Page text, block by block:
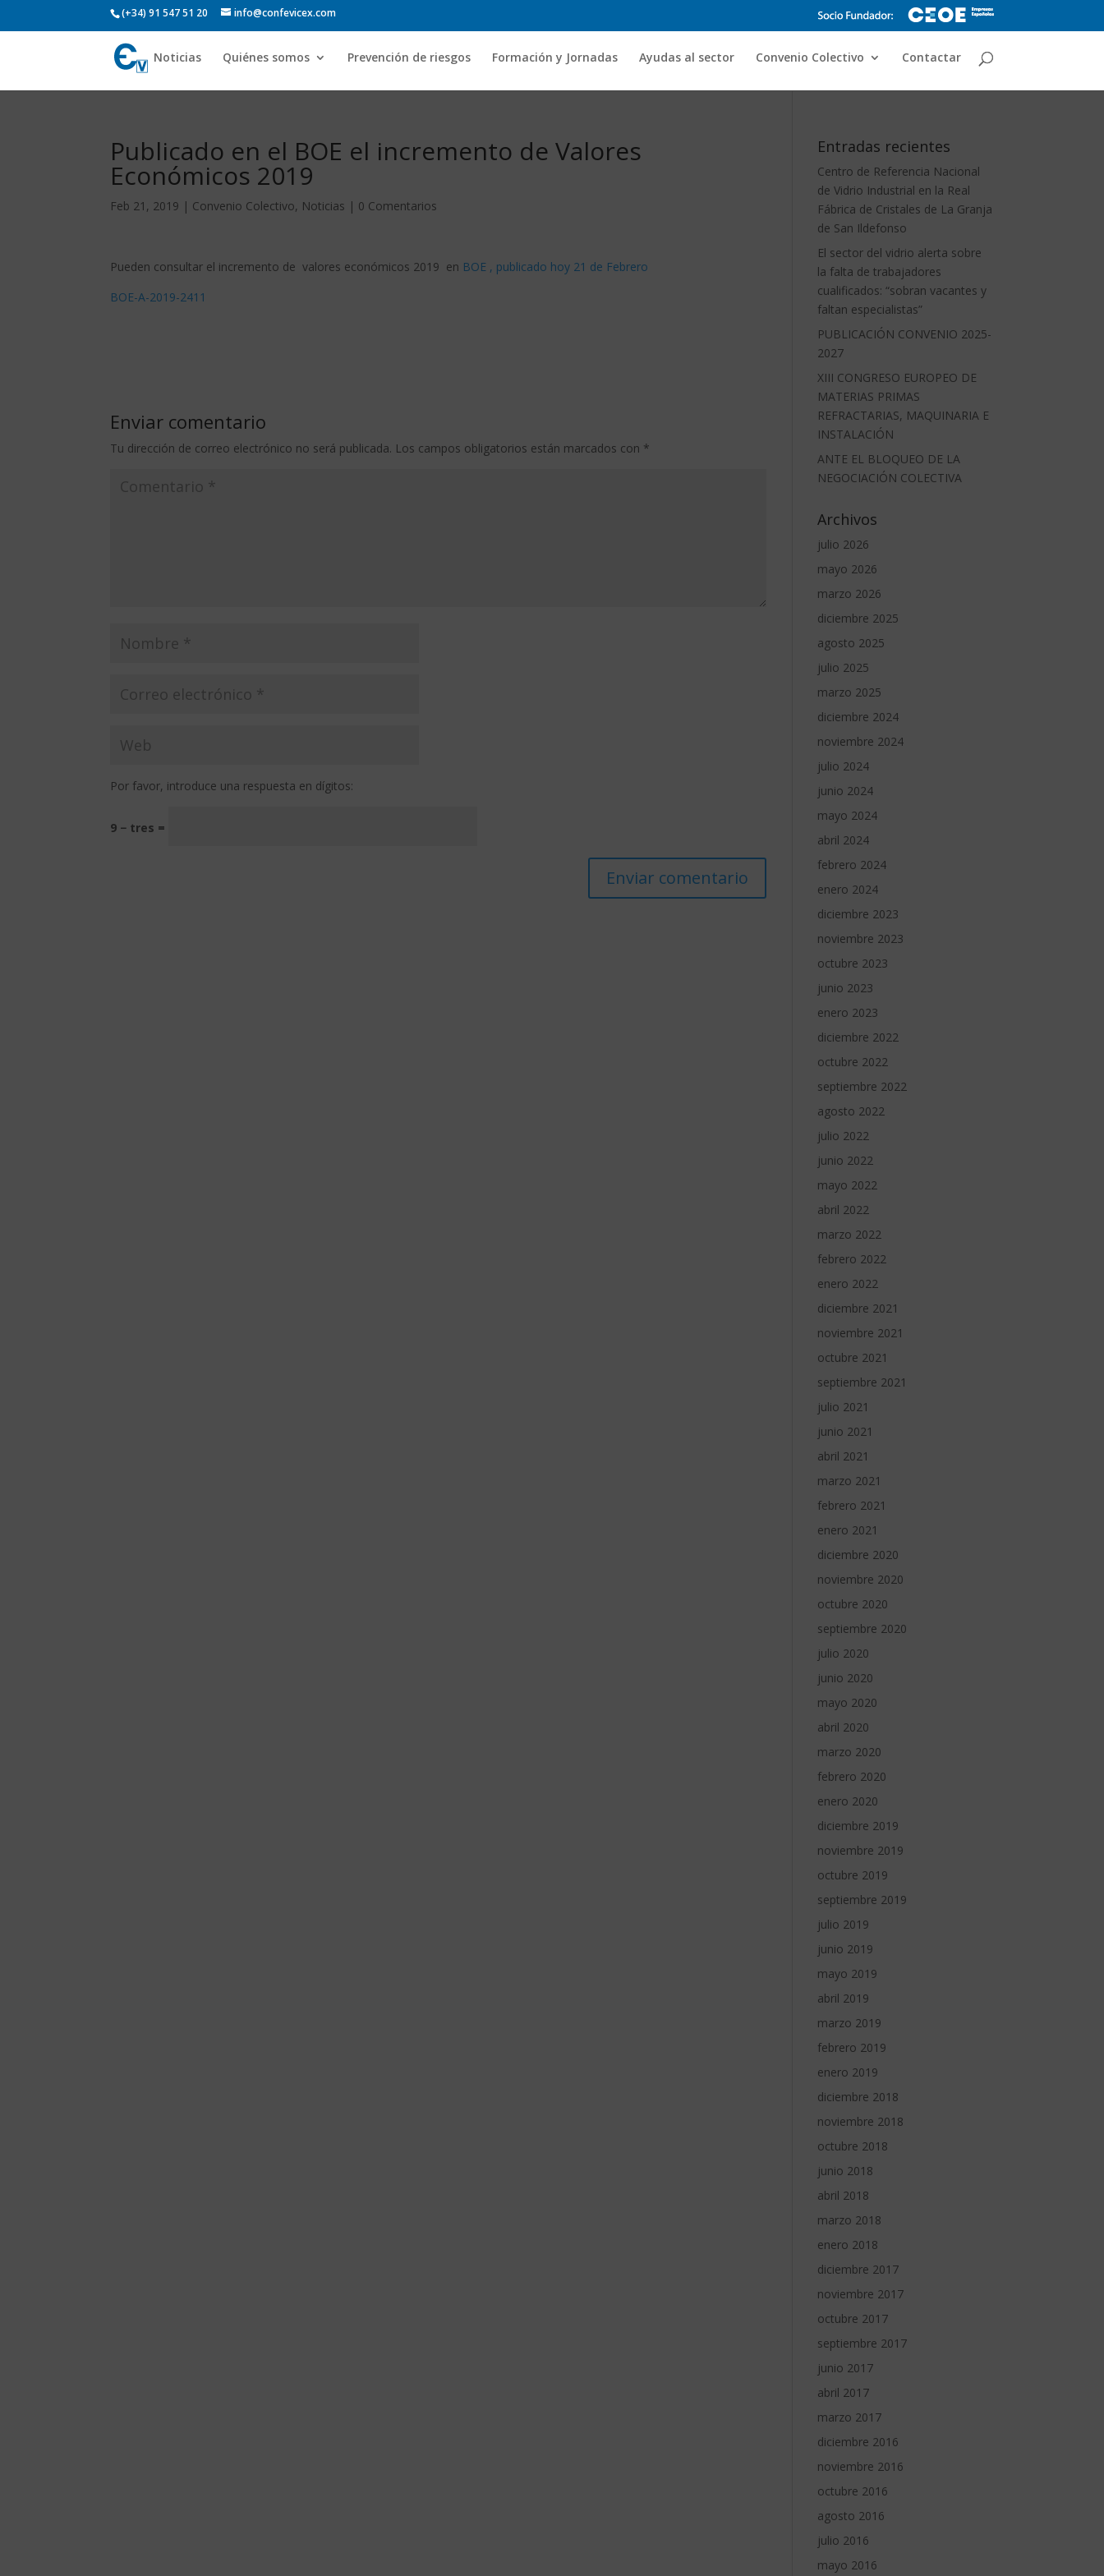
(+34) 91 547 51 20 info@confevicex.com
Noticias Quiénes somos Prevención de riesgos Formación y Jornadas Ayudas al sector Convenio Colectivo Contactar
Publicado en el BOE el incremento de Valores
Económicos 2019
Feb 21, 2019 | Convenio Colectivo, Noticias | 0 Comentarios
Pueden consultar el incremento de valores económicos 2019 en BOE , publicado hoy 21 de Febrero
BOE-A-2019-2411
Enviar comentario
Tu dirección de correo electrónico no será publicada. Los campos obligatorios están marcados con *
Por favor, introduce una respuesta en dígitos:
9 − tres =
Entradas recientes
Centro de Referencia Nacional
de Vidrio Industrial en la Real
Fábrica de Cristales de La Granja
de San Ildefonso
El sector del vidrio alerta sobre
la falta de trabajadores
cualificados: “sobran vacantes y
faltan especialistas”
PUBLICACIÓN CONVENIO 2025-
2027
XIII CONGRESO EUROPEO DE
MATERIAS PRIMAS
REFRACTARIAS, MAQUINARIA E
INSTALACIÓN
ANTE EL BLOQUEO DE LA
NEGOCIACIÓN COLECTIVA
Archivos
julio 2026
mayo 2026
marzo 2026
diciembre 2025
agosto 2025
julio 2025
marzo 2025
diciembre 2024
noviembre 2024
julio 2024
junio 2024
mayo 2024
abril 2024
febrero 2024
enero 2024
diciembre 2023
noviembre 2023
octubre 2023
junio 2023
enero 2023
diciembre 2022
octubre 2022
septiembre 2022
agosto 2022
julio 2022
junio 2022
mayo 2022
abril 2022
marzo 2022
febrero 2022
enero 2022
diciembre 2021
noviembre 2021
octubre 2021
septiembre 2021
julio 2021
junio 2021
abril 2021
marzo 2021
febrero 2021
enero 2021
diciembre 2020
noviembre 2020
octubre 2020
septiembre 2020
julio 2020
junio 2020
mayo 2020
abril 2020
marzo 2020
febrero 2020
enero 2020
diciembre 2019
noviembre 2019
octubre 2019
septiembre 2019
julio 2019
junio 2019
mayo 2019
abril 2019
marzo 2019
febrero 2019
enero 2019
diciembre 2018
noviembre 2018
octubre 2018
junio 2018
abril 2018
marzo 2018
enero 2018
diciembre 2017
noviembre 2017
octubre 2017
septiembre 2017
junio 2017
abril 2017
marzo 2017
diciembre 2016
noviembre 2016
octubre 2016
agosto 2016
julio 2016
mayo 2016